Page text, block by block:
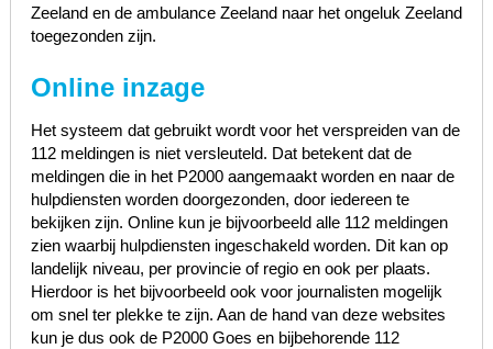
Zeeland en de ambulance Zeeland naar het ongeluk Zeeland
toegezonden zijn.
Online inzage
Het systeem dat gebruikt wordt voor het verspreiden van de
112 meldingen is niet versleuteld. Dat betekent dat de
meldingen die in het P2000 aangemaakt worden en naar de
hulpdiensten worden doorgezonden, door iedereen te
bekijken zijn. Online kun je bijvoorbeeld alle 112 meldingen
zien waarbij hulpdiensten ingeschakeld worden. Dit kan op
landelijk niveau, per provincie of regio en ook per plaats.
Hierdoor is het bijvoorbeeld ook voor journalisten mogelijk
om snel ter plekke te zijn. Aan de hand van deze websites
kun je dus ook de P2000 Goes en bijbehorende 112